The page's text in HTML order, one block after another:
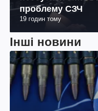
проблему СЗЧ
19 годин тому
Інші новини